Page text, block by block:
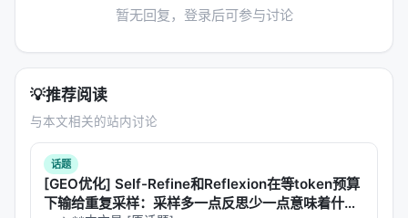
一点。它在页面上尝试了很多次，每次都得到了同样
最终把整个过程记录为一次"尝试修改机票但失败了"的
经验。
问题在于：谁来判定这个经验是对还是错？
在现有的经验学习系统中，答案是：AI自己。它执行
任务，观察结果，自己总结"学到了什么"，然后自己判
断"这个经验值不值得写入记忆"。这是一个闭环：同一
暂无回复，登录后可参与讨论
💡推荐阅读
与本文相关的站内讨论
话题
[GEO优化] Self-Refine和Reflexion在等token预算
下输给重复采样：采样多一点反思少一点意味着什